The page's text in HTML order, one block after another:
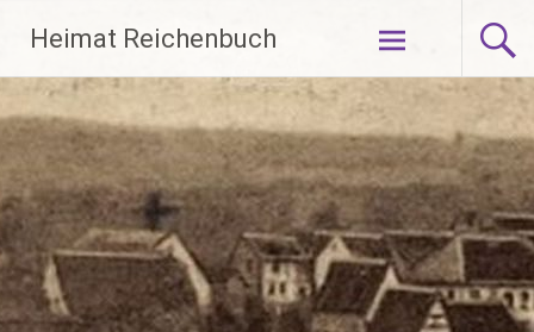
Inhalt
springen
Heimat Reichenbuch